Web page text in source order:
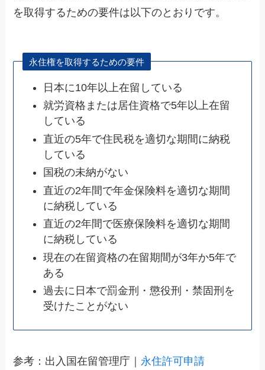
を取得するための要件は以下のとおりです。
永住権を取得するための要件
日本に10年以上在留している
就労資格または居住資格で5年以上在留
している
直近の5年で住民税を適切な期間に納税
している
国税の未納がない
直近の2年間で年金保険料を適切な期間
に納税している
直近の2年間で医療保険料を適切な期間
に納税している
現在の在留資格の在留期間が3年か5年で
ある
過去に日本で罰金刑・懲役刑・禁固刑を
受けたことがない
参考：出入国在留管理庁｜ 永住許可申請